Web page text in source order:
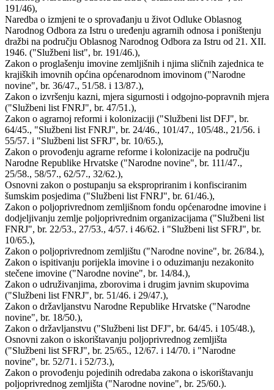
191/46),
Naredba o izmjeni te o sprovađanju u život Odluke Oblasnog
Narodnog Odbora za Istru o uređenju agrarnih odnosa i poništenju
dražbi na području Oblasnog Narodnog Odbora za Istru od 21. XII.
1946. ("Službeni list", br. 191/46.),
Zakon o proglašenju imovine zemljišnih i njima sličnih zajednica te
krajiških imovnih općina općenarodnom imovinom ("Narodne
novine", br. 36/47., 51/58. i 13/87.),
Zakon o izvršenju kazni, mjera sigurnosti i odgojno-popravnih mjera
("Službeni list FNRJ", br. 47/51.),
Zakon o agrarnoj reformi i kolonizaciji ("Službeni list DFJ", br.
64/45., "Službeni list FNRJ", br. 24/46., 101/47., 105/48., 21/56. i
55/57. i "Službeni list SFRJ", br. 10/65.),
Zakon o provođenju agrarne reforme i kolonizacije na području
Narodne Republike Hrvatske ("Narodne novine", br. 111/47.,
25/58., 58/57., 62/57., 32/62.),
Osnovni zakon o postupanju sa ekspropriranim i konfisciranim
šumskim posjedima ("Službeni list FNRJ", br. 61/46.),
Zakon o poljoprivrednom zemljišnom fondu općenarodne imovine i
dodjeljivanju zemlje poljoprivrednim organizacijama ("Službeni list
FNRJ", br. 22/53., 27/53., 4/57. i 46/62. i "Službeni list SFRJ", br.
10/65.),
Zakon o poljoprivrednom zemljištu ("Narodne novine", br. 26/84.),
Zakon o ispitivanju porijekla imovine i o oduzimanju nezakonito
stečene imovine ("Narodne novine", br. 14/84.),
Zakon o udruživanjima, zborovima i drugim javnim skupovima
("Službeni list FNRJ", br. 51/46. i 29/47.),
Zakon o državljanstvu Narodne Republike Hrvatske ("Narodne
novine", br. 18/50.),
Zakon o državljanstvu ("Službeni list DFJ", br. 64/45. i 105/48.),
Osnovni zakon o iskorištavanju poljoprivrednog zemljišta
("Službeni list SFRJ", br. 25/65., 12/67. i 14/70. i "Narodne
novine", br. 52/71. i 52/73.),
Zakon o provođenju pojedinih odredaba zakona o iskorištavanju
poljoprivrednog zemljišta ("Narodne novine", br. 25/60.).